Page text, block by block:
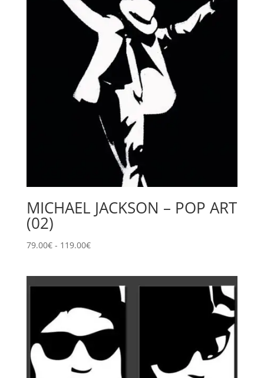
a
99.00€
MICHAEL JACKSON – POP ART
(02)
79.00€ - 119.00€Fascia
da
a
119.00€